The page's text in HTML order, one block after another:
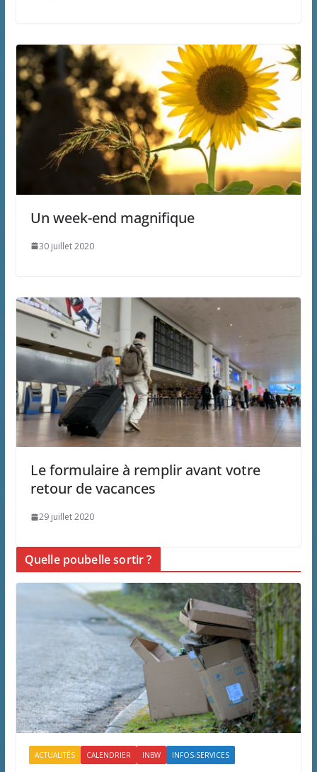
Un week-end magnifique
30 juillet 2020
Le formulaire à remplir avant votre
retour de vacances
29 juillet 2020
Quelle poubelle sortir ?
ACTUALITÉS CALENDRIER INBW INFOS-SERVICES